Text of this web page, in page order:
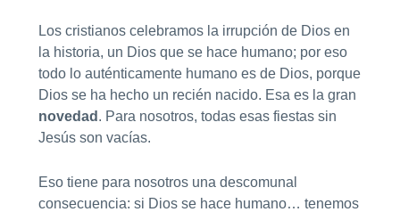
Los cristianos celebramos la irrupción de Dios en
la historia, un Dios que se hace humano; por eso
todo lo auténticamente humano es de Dios, porque
Dios se ha hecho un recién nacido. Esa es la gran
novedad . Para nosotros, todas esas fiestas sin
Jesús son vacías.
Eso tiene para nosotros una descomunal
consecuencia: si Dios se hace humano… tenemos